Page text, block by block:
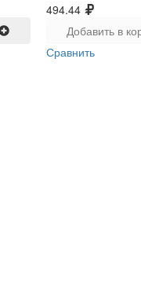
494.44
Добавить в
Сравнить